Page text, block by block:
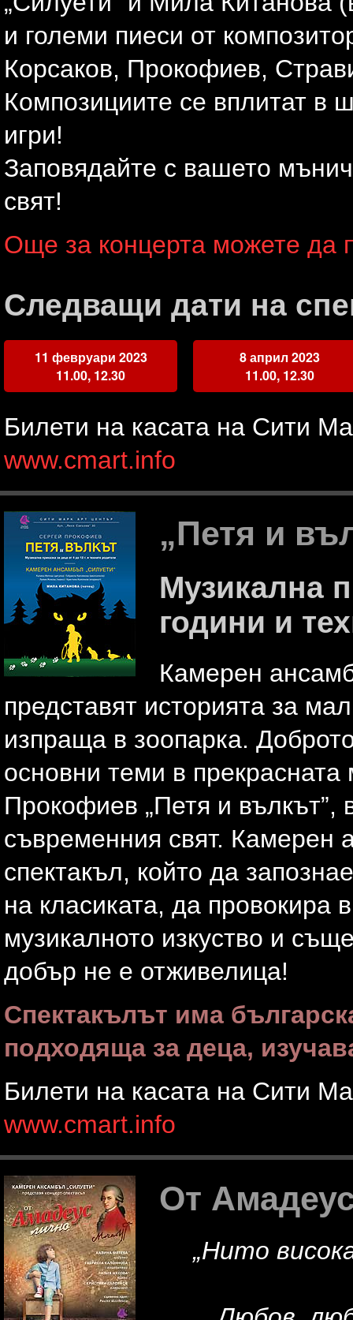
и големи пиеси от
Корсаков, Прокофиев,
Композициите се вплитат в
игри!
Заповядайте с вашето
свят!
Още за концерта можете да
Следващи дати на
11 февруари 2023
11.00, 12.30
8 април 2023
11.00, 12.30
Билети на касата на Сити
www.cmart.info
„Петя и
Музикална
години и
Камерен
представят историята за
изпраща в зоопарка.
основни теми в
Прокофиев „Петя и вълкът”,
съвременния свят. Камерен
спектакъл, който да
на класиката, да провокира
музикалното изкуство и
добър не е отживелица!
Спектакълът има
подходяща за деца,
Билети на касата на Сити
www.cmart.info
От
„Нито